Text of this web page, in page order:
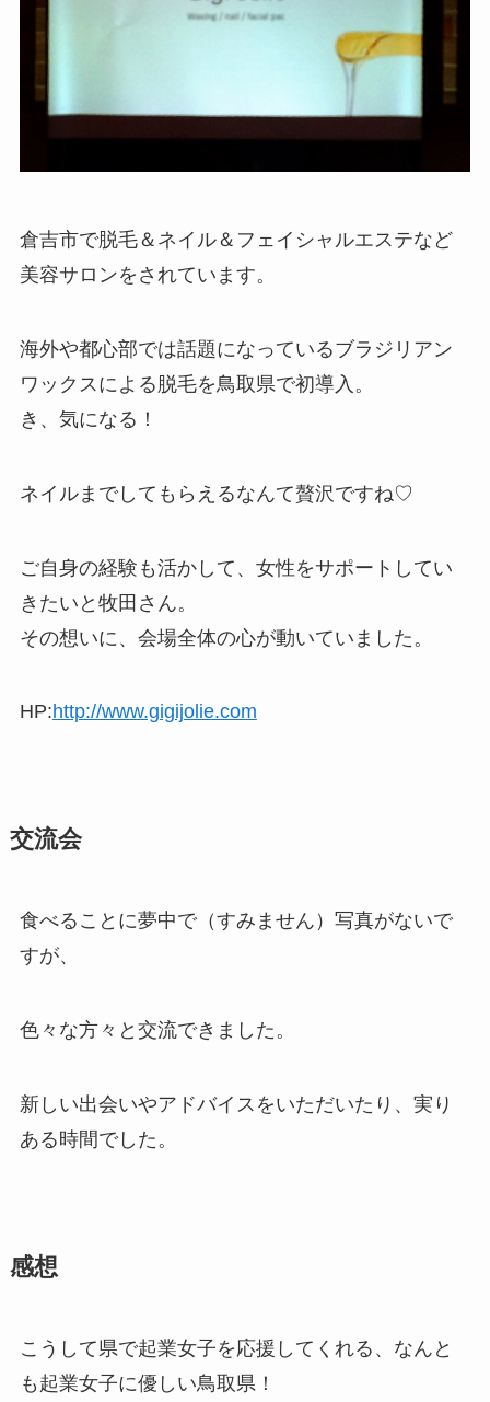
倉吉市で脱毛＆ネイル＆フェイシャルエステなど
美容サロンをされています。
海外や都心部では話題になっているブラジリアン
ワックスによる脱毛を鳥取県で初導入。
き、気になる！
ネイルまでしてもらえるなんて贅沢ですね♡
ご自身の経験も活かして、女性をサポートしてい
きたいと牧田さん。
その想いに、会場全体の心が動いていました。
HP:http://www.gigijolie.com
交流会
食べることに夢中で（すみません）写真がないで
すが、
色々な方々と交流できました。
新しい出会いやアドバイスをいただいたり、実り
ある時間でした。
感想
こうして県で起業女子を応援してくれる、なんと
も起業女子に優しい鳥取県！